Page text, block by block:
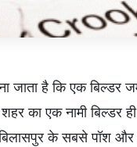
जाता है कि एक बिल्डर
का एक नामी
के सबसे पॉश और